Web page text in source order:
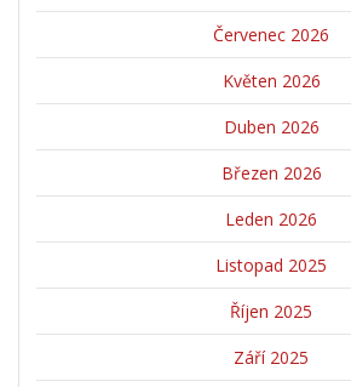
Červenec 2026
Květen 2026
Duben 2026
Březen 2026
Leden 2026
Listopad 2025
Říjen 2025
Září 2025